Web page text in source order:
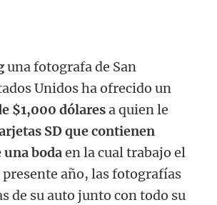
una fotografa de San
Unidos ha ofrecido un
$1,000 dólaresa quien le
SD que contienen
bodaen la cual trabajo el
presente año, las fotografías
de su auto junto con todo su